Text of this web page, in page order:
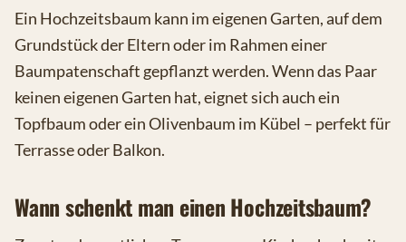
Ein Hochzeitsbaum kann im eigenen Garten, auf dem
Grundstück der Eltern oder im Rahmen einer
Baumpatenschaft gepflanzt werden. Wenn das Paar
keinen eigenen Garten hat, eignet sich auch ein
Topfbaum oder ein Olivenbaum im Kübel – perfekt für
Terrasse oder Balkon.
Wann schenkt man einen Hochzeitsbaum?